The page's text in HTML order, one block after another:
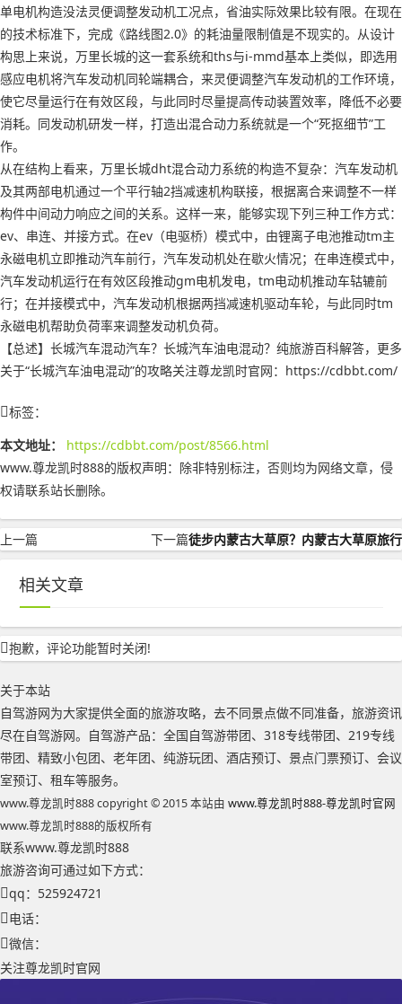
单电机构造没法灵便调整发动机工况点，省油实际效果比较有限。在现在
的技术标准下，完成《路线图2.0》的耗油量限制值是不现实的。从设计
构思上来说，万里长城的这一套系统和ths与i-mmd基本上类似，即选用
感应电机将汽车发动机同轮端耦合，来灵便调整汽车发动机的工作环境，
使它尽量运行在有效区段，与此同时尽量提高传动装置效率，降低不必要
消耗。同发动机研发一样，打造出混合动力系统就是一个“死抠细节”工
作。
从在结构上看来，万里长城dht混合动力系统的构造不复杂：汽车发动机
及其两部电机通过一个平行轴2挡减速机构联接，根据离合来调整不一样
构件中间动力响应之间的关系。这样一来，能够实现下列三种工作方式：
ev、串连、并接方式。在ev（电驱桥）模式中，由锂离子电池推动tm主
永磁电机立即推动汽车前行，汽车发动机处在歇火情况；在串连模式中，
汽车发动机运行在有效区段推动gm电机发电，tm电动机推动车轱辘前
行；在并接模式中，汽车发动机根据两挡减速机驱动车轮，与此同时tm
永磁电机帮助负荷率来调整发动机负荷。
【总述】长城汽车混动汽车？长城汽车油电混动？纯旅游百科解答，更多
关于“长城汽车油电混动”的攻略关注尊龙凯时官网：https://cdbbt.com/
标签：
本文地址：
https://cdbbt.com/post/8566.html
www.尊龙凯时888的版权声明： 除非特别标注，否则均为网络文章，侵
权请联系站长删除。
上一篇 下一篇徒步内蒙古大草原？内蒙古大草原旅行
相关文章
抱歉，评论功能暂时关闭!
关于本站
自驾游网为大家提供全面的旅游攻略，去不同景点做不同准备，旅游资讯
尽在自驾游网。自驾游产品：全国自驾游带团、318专线带团、219专线
带团、精致小包团、老年团、纯游玩团、酒店预订、景点门票预订、会议
室预订、租车等服务。
www.尊龙凯时888 copyright © 2015 本站由 www.尊龙凯时888-尊龙凯时官网
www.尊龙凯时888的版权所有
联系www.尊龙凯时888
旅游咨询可通过如下方式：
qq：525924721
电话：
微信：
关注尊龙凯时官网